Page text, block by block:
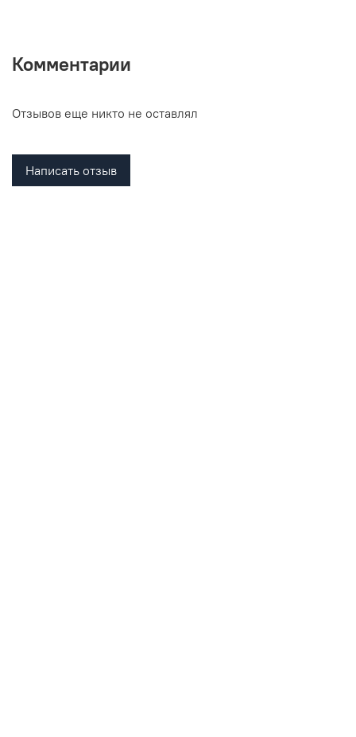
Комментарии
Отзывов еще никто не оставлял
Написать отзыв